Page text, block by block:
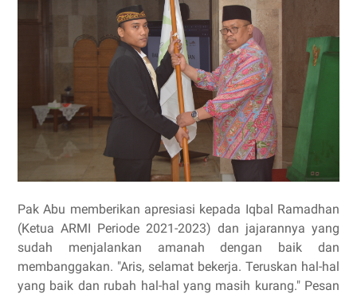
Pak Abu memberikan apresiasi kepada Iqbal Ramadhan
(Ketua ARMI Periode 2021-2023) dan jajarannya yang
sudah menjalankan amanah dengan baik dan
membanggakan. "Aris, selamat bekerja. Teruskan hal-hal
yang baik dan rubah hal-hal yang masih kurang." Pesan